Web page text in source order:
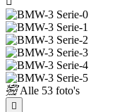
Alle 53 foto's